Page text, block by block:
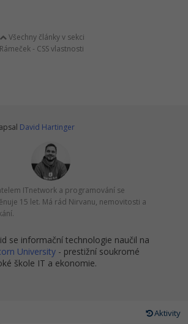
Všechny články v sekci
Rámeček - CSS vlastnosti
David Hartinger
ITnetwork a programování se
15 let. Má rád Nirvanu, nemovitosti a
se informační technologie naučil na
University - prestižní soukromé
škole IT a ekonomie.
Aktivity